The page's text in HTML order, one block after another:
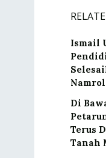
Ismail
Di
Terus
Tanah